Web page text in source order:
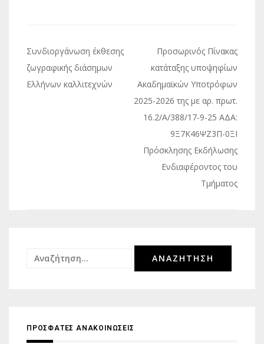
Πλοήγηση
άρθρων
Συνδιοργάνωση έκθεσης
ζωγραφικής διάσημων
Ελλήνων καλλιτεχνών
Προσωρινός Πίνακας
κατάταξης υποψηφίων
Ακαδημαϊκών Υποτρόφων
2025-2026 της με αρ. πρωτ.
16.2/A/388/17-9-25 ΑΔΑ:
9Ξ7Κ46ΨΖ3Π-0ΞΙ
Πρόσκλησης Εκδήλωσης
Ενδιαφέροντος του
Τμήματος
Αναζήτηση
ΠΡΟΣΦΑΤΕΣ ΑΝΑΚΟΙΝΩΣΕΙΣ